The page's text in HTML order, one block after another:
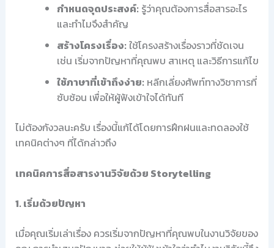
กำหนดจุดประสงค์: รู้ว่าคุณต้องการสื่อสารอะไร
และทำไมจึงสำคัญ
สร้างโครงเรื่อง: ใช้โครงสร้างเรื่องราวที่ชัดเจน
เช่น เริ่มจากปัญหาที่คุณพบ สาเหตุ และวิธีการแก้ไข
ใช้ภาษาที่เข้าถึงง่าย: หลีกเลี่ยงศัพท์ทางวิชาการที่
ซับซ้อน เพื่อให้ผู้ฟังเข้าใจได้ทันที
ไม่ต้องกังวลนะครับ เรื่องนี้แก้ได้โดยการฝึกฝนและทดลองใช้
เทคนิคต่างๆ ที่ได้กล่าวถึง
เทคนิคการสื่อสารงานวิจัยด้วย Storytelling
1. เริ่มด้วยปัญหา
เมื่อคุณเริ่มเล่าเรื่อง ควรเริ่มจากปัญหาที่คุณพบในงานวิจัยของ